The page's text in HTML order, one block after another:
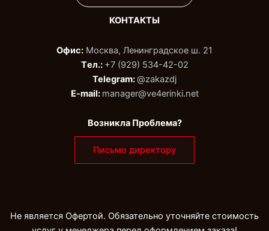
КОНТАКТЫ
Офис: Москва, Ленинградское ш. 21
Tел.: +7 (929) 534-42-02‬
Telegram:@zakazdj‬
E-mail: manager@ve4erinki.net
Возникла Проблема?
Письмо директору
Не является Офертой. Обязательно уточняйте стоимость